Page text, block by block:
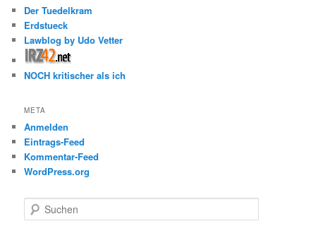
Der Tuedelkram
Erdstueck
Lawblog by Udo Vetter
NOCH kritischer als ich
META
Anmelden
Eintrags-Feed
Kommentar-Feed
WordPress.org
u